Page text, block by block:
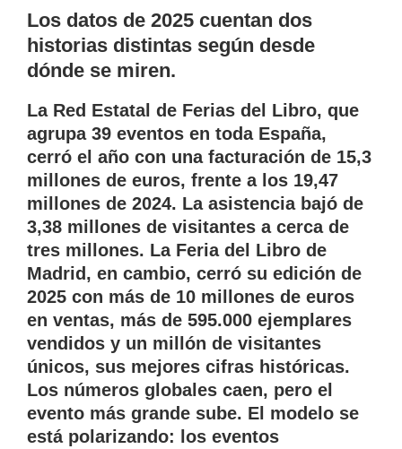
Los datos de 2025 cuentan dos
historias distintas según desde
dónde se miren.
La Red Estatal de Ferias del Libro, que
agrupa 39 eventos en toda España,
cerró el año con una facturación de 15,3
millones de euros, frente a los 19,47
millones de 2024. La asistencia bajó de
3,38 millones de visitantes a cerca de
tres millones. La Feria del Libro de
Madrid, en cambio, cerró su edición de
2025 con más de 10 millones de euros
en ventas, más de 595.000 ejemplares
vendidos y un millón de visitantes
únicos, sus mejores cifras históricas.
Los números globales caen, pero el
evento más grande sube. El modelo se
está polarizando: los eventos